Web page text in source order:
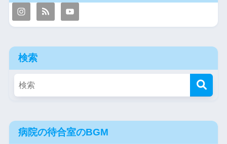
検索
病院の待合室のBGM